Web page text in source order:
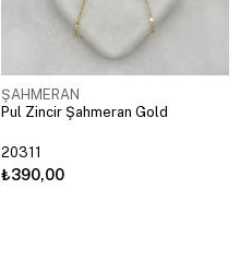
ŞAHMERAN
Pul Zincir Şahmeran Gold
20311
₺390,00